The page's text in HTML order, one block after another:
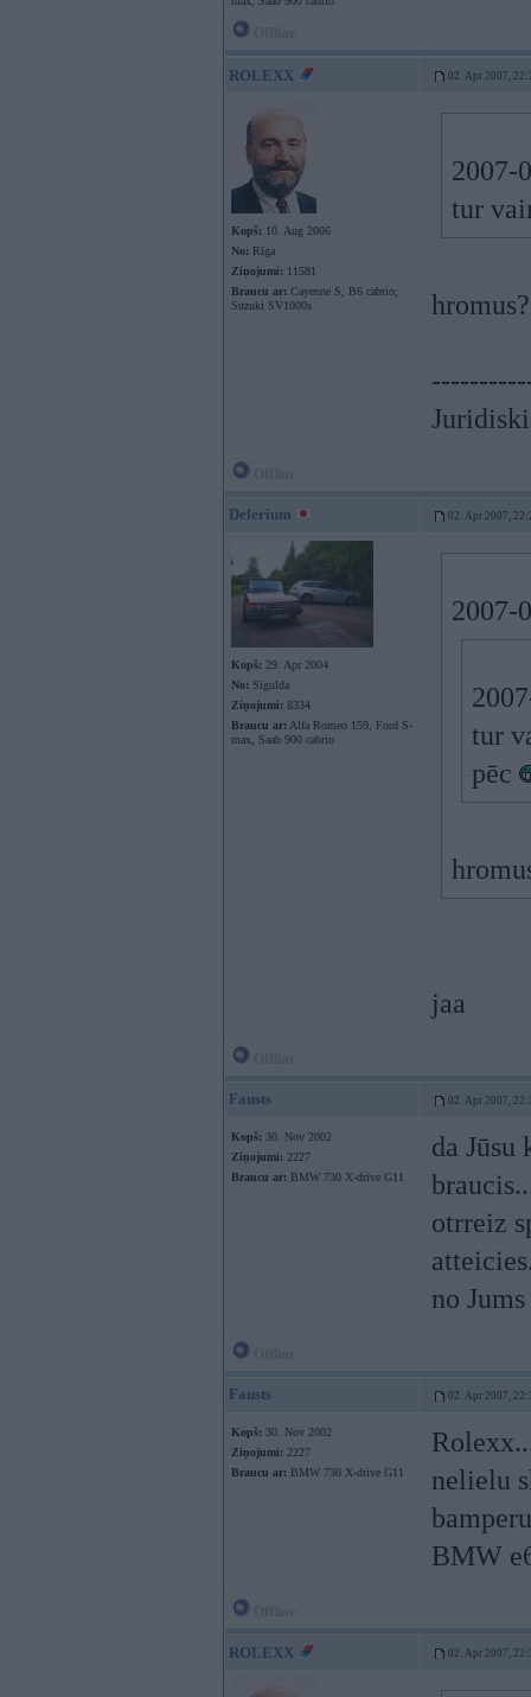
ROLEXX 02. Apr 2007,
Kopš: 10. Aug 2006
No: Rīga
Ziņojumi: 11581
Braucu ar: Cayenne S, B6 cabrio;
Suzuki SV1000s
2007-
tur
Delerium 02. Apr 2007,
Kopš: 29. Apr 2004
No: Sigulda
Ziņojumi: 8334
Braucu ar: Alfa Romeo 159, Ford S-
max, Saab 900 cabrio
2007-
tur
pēc
jaa
Fausts 02. Apr 2007,
Kopš: 30. Nov 2002
Ziņojumi: 2227
Braucu ar: BMW 730 X-drive G11
da Jūsu
otrreiz
no
Fausts 02. Apr 2007,
Kopš: 30. Nov 2002
Ziņojumi: 2227
Braucu ar: BMW 730 X-drive G11
nelielu
BMW
ROLEXX 02. Apr 2007,